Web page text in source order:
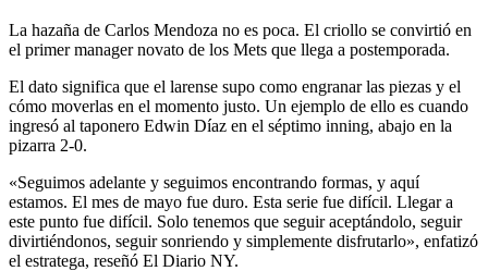
La hazaña de Carlos Mendoza no es poca. El criollo se convirtió en
el primer manager novato de los Mets que llega a postemporada.
El dato significa que el larense supo como engranar las piezas y el
cómo moverlas en el momento justo. Un ejemplo de ello es cuando
ingresó al taponero Edwin Díaz en el séptimo inning, abajo en la
pizarra 2-0.
«Seguimos adelante y seguimos encontrando formas, y aquí
estamos. El mes de mayo fue duro. Esta serie fue difícil. Llegar a
este punto fue difícil. Solo tenemos que seguir aceptándolo, seguir
divirtiéndonos, seguir sonriendo y simplemente disfrutarlo», enfatizó
el estratega, reseñó El Diario NY.